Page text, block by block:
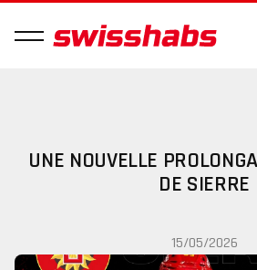
UNE NOUVELLE
DE SIERRE
15/05/2026